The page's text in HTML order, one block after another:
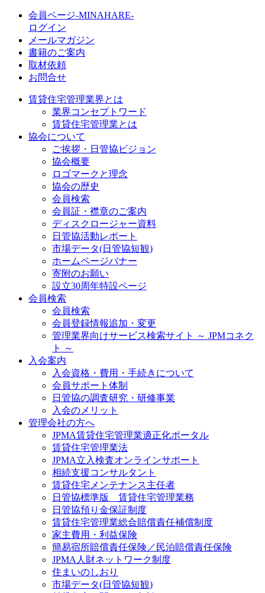
会員ページ-MINAHARE-
ログイン
メールマガジン
書籍のご案内
取材依頼
お問合せ
賃貸住宅管理業界とは
業界コンセプトワード
賃貸住宅管理業とは
協会について
ご挨拶・日管協ビジョン
協会概要
ロゴマークと理念
協会の歴史
会員検索
会員証・襟章のご案内
ディスクロージャー資料
日管協活動レポート
市場データ(日管協短観)
ホームページバナー
寄附のお願い
設立30周年特設ページ
会員検索
会員検索
会員登録情報追加・変更
管理業界向けサービス検索サイト ～ JPMコネク
ト ～
入会案内
入会資格・費用・手続きについて
会員サポート体制
日管協の調査研究・研修事業
入会のメリット
管理会社の方へ
JPMA賃貸住宅管理業適正化ポータル
賃貸住宅管理業法
JPMA立入検査オンラインサポート
相続支援コンサルタント
賃貸住宅メンテナンス主任者
日管協標準版 賃貸住宅管理業務
日管協預り金保証制度
賃貸住宅管理業総合賠償責任補償制度
家主費用・利益保険
簡易宿所賠償責任保険／民泊賠償責任保険
JPMA人財ネットワーク制度
住まいのしおり
市場データ(日管協短観)